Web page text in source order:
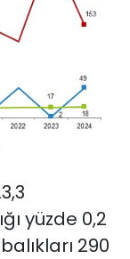
yüzde 0,2
290